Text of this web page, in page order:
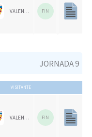
VALENCIA CH FIN
JORNADA 9
VISITANTE
VALENCIA CH FIN